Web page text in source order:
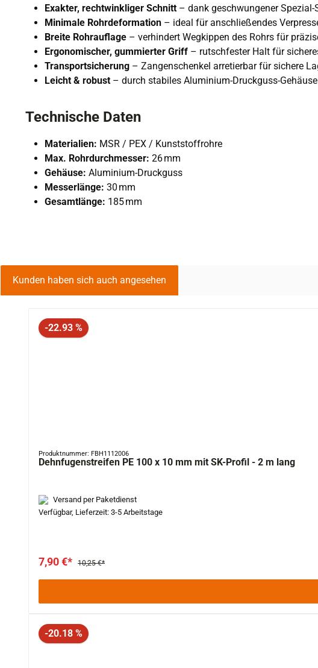
Exakter, rechtwinkliger Schnitt– dank geschwungener Spezial-
Minimale Rohrdeformation – ideal für anschließendes
Breite Rohrauflage – verhindert Wegkippen des Rohrs für
Ergonomischer, gummierter Griff – rutschfester Halt für
Transportsicherung – Zangenschenkel arretierbar für sichere
Leicht & robust– durch stabiles Aluminium-Druckguss-Gehäuse
Technische Daten
Materialien: MSR / PEX / Kunststoffrohre
Max. Rohrdurchmesser: 26 mm
Gehäuse: Aluminium-Druckguss
Messerlänge: 30 mm
Gesamtlänge: 185 mm
Kunden haben sich auch angesehen
Rabatt
-22.93 %
Produktnummer: FBH1112006
Dehnfugenstreifen PE 100 x 10 mm mit SK-Profil - 2 m lang
Versand per Paketdienst
Verfügbar, Lieferzeit: 3-5 Arbeitstage
7,90 €* 10,25 €*
Rabatt
-20.18 %